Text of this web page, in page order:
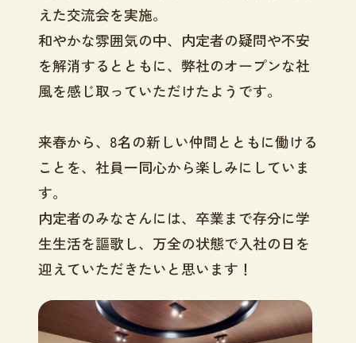
えた交流会を実施。
和やかな雰囲気の中、内定者の疑問や不安
を解消するとともに、弊社のオープンな社
風を感じ取っていただけたようです。
来春から、8名の新しい仲間とともに働ける
ことを、社員一同心から楽しみにしていま
す。
内定者のみなさんには、卒業まで存分に学
生生活を謳歌し、万全の状態で入社の日を
迎えていただきたいと思います！